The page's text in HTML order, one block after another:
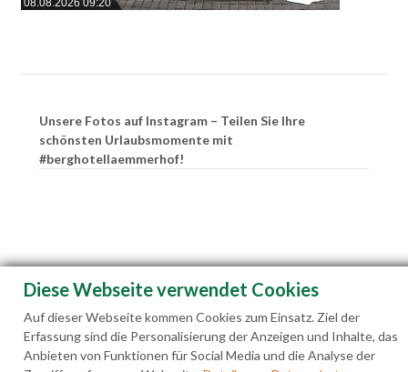
Unsere Fotos auf Instagram – Teilen Sie Ihre
schönsten Urlaubsmomente mit
#berghotellaemmerhof!
Diese Webseite verwendet Cookies
Auf dieser Webseite kommen Cookies zum Einsatz. Ziel der
Erfassung sind die Personalisierung der Anzeigen und Inhalte, das
Anbieten von Funktionen für Social Media und die Analyse der